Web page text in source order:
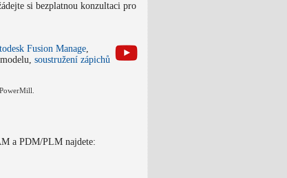
si bezplatnou konzultaci pro
Fusion Manage,
soustružení zápichů
a PDM/PLM najdete: